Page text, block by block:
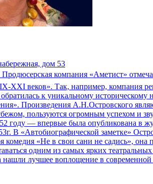
дом 53
компания «Аметист»
XXI веков». Так, например, компания
к уникальному
Произведения А.Н.Островского
пользуются огромным успехом и
году — впервые была опубликована
В «Автобиографической заметке»
«Не в свои сани не садись», она
одним из самых ярких
нашли лучшее воплощение в